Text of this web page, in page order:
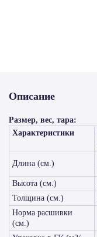
Описание
Размер, вес, тара:
Характеристики
Длина (см.)
Высота (см.)
Толщина (см.)
Норма расшивки
(см.)